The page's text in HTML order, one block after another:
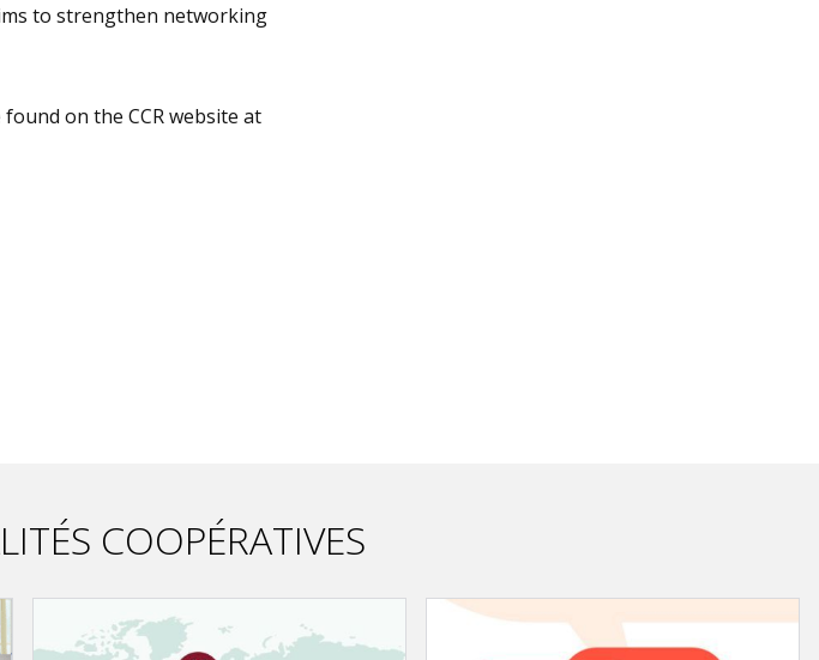
to strengthen networking
on the CCR website at
COOPÉRATIVES